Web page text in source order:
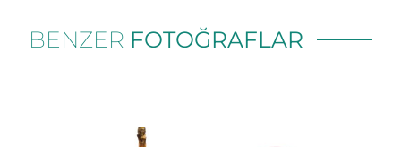
BENZER FOTOĞRAFLAR